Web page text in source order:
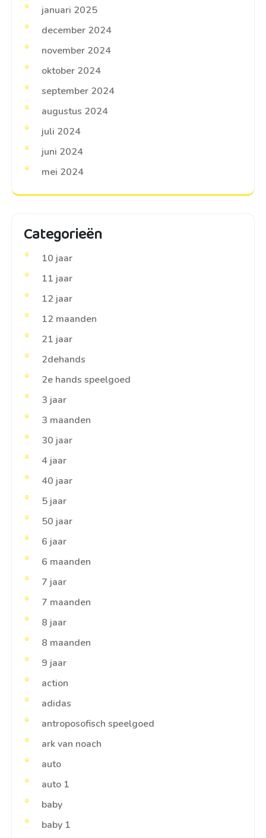
januari 2025
december 2024
november 2024
oktober 2024
september 2024
augustus 2024
juli 2024
juni 2024
mei 2024
Categorieën
10 jaar
11 jaar
12 jaar
12 maanden
21 jaar
2dehands
2e hands speelgoed
3 jaar
3 maanden
30 jaar
4 jaar
40 jaar
5 jaar
50 jaar
6 jaar
6 maanden
7 jaar
7 maanden
8 jaar
8 maanden
9 jaar
action
adidas
antroposofisch speelgoed
ark van noach
auto
auto 1
baby
baby 1